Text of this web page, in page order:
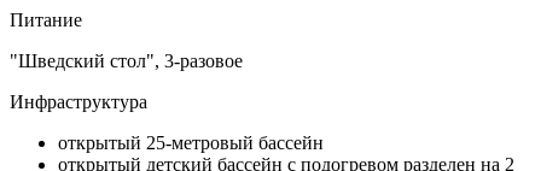
Питание
"Шведский стол", 3-разовое
Инфраструктура
открытый 25-метровый бассейн
открытый детский бассейн с подогревом разделен на 2